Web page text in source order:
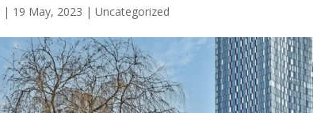
| 19 May, 2023 |Uncategorized